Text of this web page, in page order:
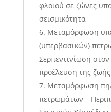
φλοιού σε ζώνες
σεισμικότητα
Μεταμόρφωση
(υπερβασικών)
Σερπεντινίωση
προέλευση της ζωής
Μεταμόρφωση
πετρωμάτων –